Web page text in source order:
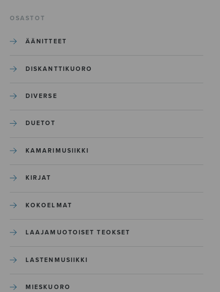
OSASTOT
ÄÄNITTEET
DISKANTTIKUORO
DIVERSE
DUETOT
KAMARIMUSIIKKI
KIRJAT
KOKOELMAT
LAAJAMUOTOISET TEOKSET
LASTENMUSIIKKI
MIESKUORO